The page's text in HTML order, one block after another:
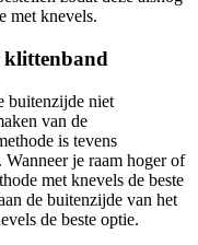
met knevels.
klittenband
buitenzijde niet
van de
is tevens
je raam hoger of
met knevels de beste
de buitenzijde van het
de beste optie.